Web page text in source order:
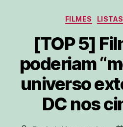
FILMES LISTAS
[TOP 5]
poderiam
universo
DC nos